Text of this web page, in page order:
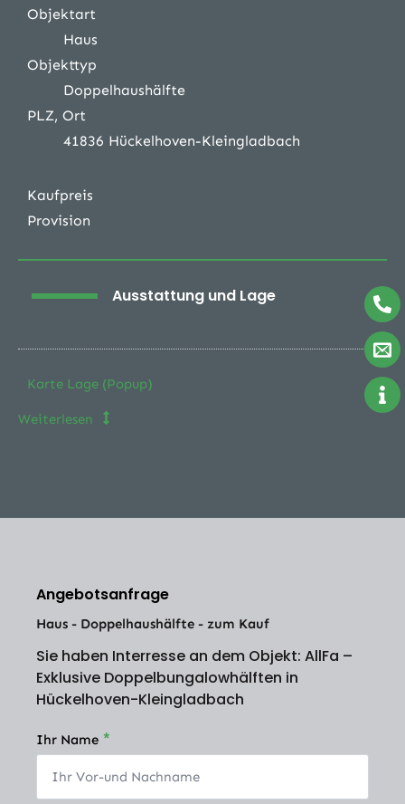
Objektart
Haus
Objekttyp
Doppelhaushälfte
PLZ, Ort
41836 Hückelhoven-Kleingladbach
Kaufpreis
Provision
Ausstattung und Lage
Karte Lage (Popup)
Weiterlesen
Angebotsanfrage
Haus - Doppelhaushälfte - zum Kauf
Sie haben Interresse an dem Objekt: AllFa –
Exklusive Doppelbungalowhälften in
Hückelhoven-Kleingladbach
Ihr Name *